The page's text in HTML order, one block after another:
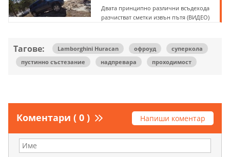
Двата принципно различни всъдехода
разчистват сметки извън пътя (ВИДЕО)
Тагове: Lamborghini Huracan офроуд
суперкола
пустинно състезание
надпревара проходимост
Коментари ( 0 ) Напиши коментар